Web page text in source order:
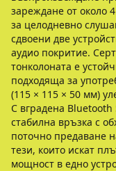
зареждане от около
за целодневно
сдвоени две
аудио покритие.
тонколоната е
подходяща за
(115 × 115 × 50 мм)
С вградена Bluetooth
стабилна връзка с
поточно предаване
тези, които искат
мощност в едно